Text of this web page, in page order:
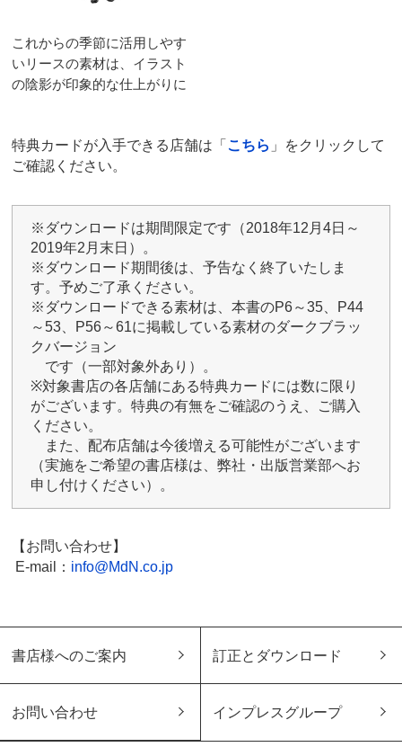
これからの季節に活用しやす
いリースの素材は、イラスト
の陰影が印象的な仕上がりに
特典カードが入手できる店舗は「 こちら 」をクリックして
ご確認ください。
※ダウンロードは期間限定です（2018年12月4日～
2019年2月末日）。
※ダウンロード期間後は、予告なく終了いたしま
す。予めご了承ください。
※ダウンロードできる素材は、本書のP6～35、P44
～53、P56～61に掲載している素材のダークブラッ
クバージョン
です（一部対象外あり）。
※対象書店の各店舗にある特典カードには数に限り
がございます。特典の有無をご確認のうえ、ご購入
ください。
また、配布店舗は今後増える可能性がございます
（実施をご希望の書店様は、弊社・出版営業部へお
申し付けください）。
【お問い合わせ】
E-mail： info@MdN.co.jp
書店様へのご案内 訂正とダウンロード
お問い合わせ インプレスグループ